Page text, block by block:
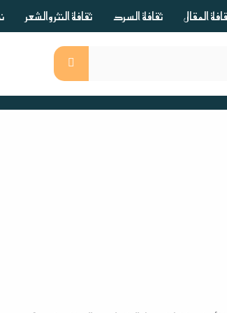
المقال ثقافة السرد ثقافة النثر والشعر